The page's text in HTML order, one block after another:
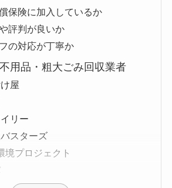
保険に加入しているか
評判が良いか
の対応が丁寧か
用品・粗大ごみ回収業者
屋
リー
スターズ
境プロジェクト